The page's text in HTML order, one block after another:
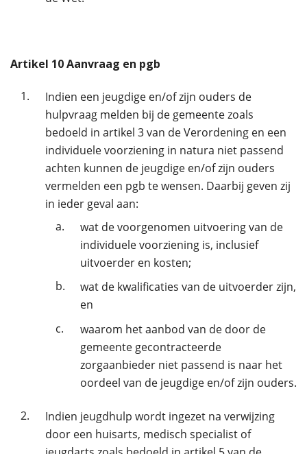
Artikel 10Aanvraag en pgb
1.
Indien een jeugdige en/of zijn ouders de
hulpvraag melden bij de gemeente zoals
bedoeld in artikel 3 van de Verordening en een
individuele voorziening in natura niet passend
achten kunnen de jeugdige en/of zijn ouders
vermelden een pgb te wensen. Daarbij geven zij
in ieder geval aan:
a.
wat de voorgenomen uitvoering van de
individuele voorziening is, inclusief
uitvoerder en kosten;
b.
wat de kwalificaties van de uitvoerder zijn,
en
c.
waarom het aanbod van de door de
gemeente gecontracteerde
zorgaanbieder niet passend is naar het
oordeel van de jeugdige en/of zijn ouders.
2.
Indien jeugdhulp wordt ingezet na verwijzing
door een huisarts, medisch specialist of